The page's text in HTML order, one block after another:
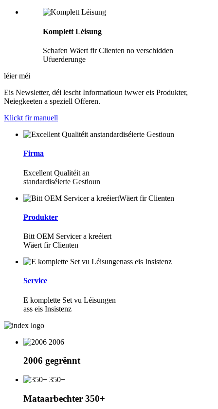
Komplett Léisung
Schafen Wäert fir Clienten no verschidden
Ufuerderunge
léier méi
Eis Newsletter, déi lescht Informatioun iwwer eis Produkter,
Neiegkeeten a speziell Offeren.
Klickt fir manuell
Firma
Excellent Qualitéit an
standardiséierte Gestioun
Produkter
Bitt OEM Servicer a kreéiert
Wäert fir Clienten
Service
E komplette Set vu Léisungen
ass eis Insistenz
2006
2006 gegrënnt
350+
Mataarbechter 350+